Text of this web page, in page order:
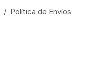
Política de Envíos